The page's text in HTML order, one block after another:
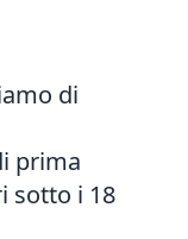
di
prima
sotto i 18